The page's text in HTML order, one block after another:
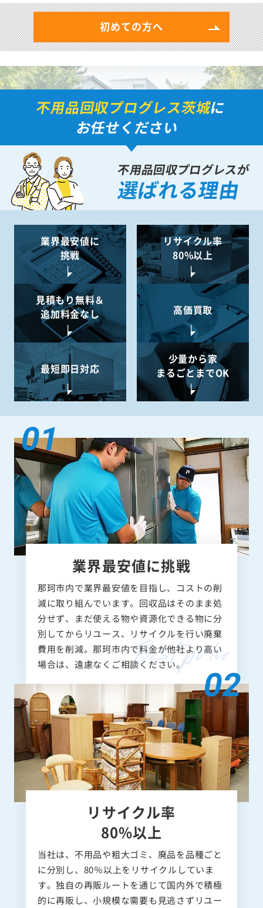
初めての方へ
不用品回収プログレス茨城に
お任せください
不用品回収プログレスが
選ばれる理由
業界最安値に
挑戦
リサイクル率
80%以上
見積もり無料＆
追加料金なし
高価買取
最短即日対応
少量から家
まるごとまでOK
業界最安値に挑戦
那珂市内で業界最安値を目指し、コストの削
減に取り組んでいます。回収品はそのまま処
分せず、まだ使える物や資源化できる物に分
別してからリユース、リサイクルを行い廃棄
費用を削減。那珂市内で料金が他社より高い
場合は、遠慮なくご相談ください。
リサイクル率
80%以上
当社は、不用品や粗大ゴミ、廃品を品種ごと
に分別し、80％以上をリサイクルしていま
す。独自の再販ルートを通じて国内外で積極
的に再販し、小規模な需要も見逃さずリユー